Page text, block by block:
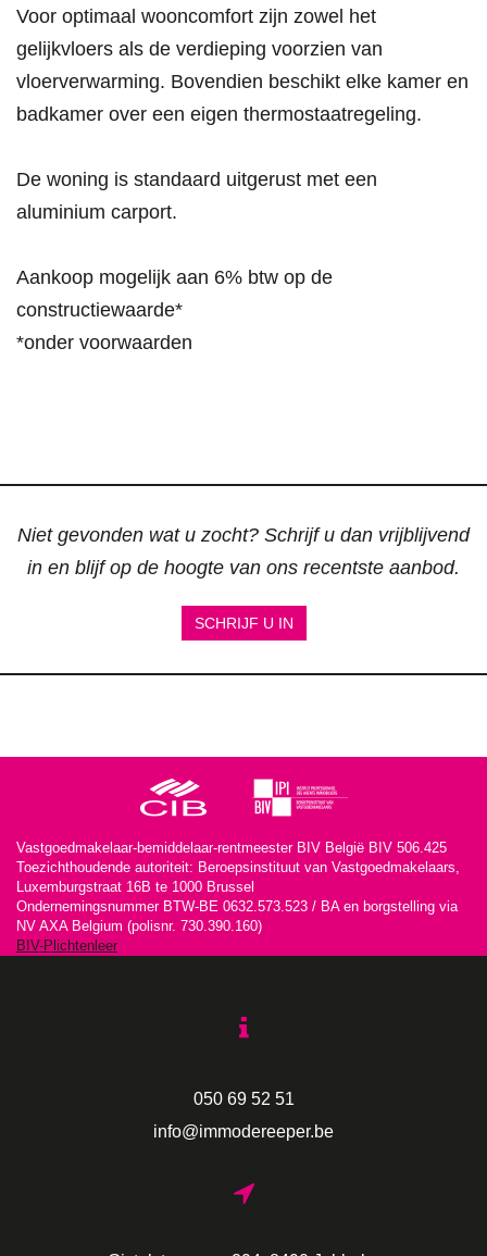
Voor optimaal wooncomfort zijn zowel het
gelijkvloers als de verdieping voorzien van
vloerverwarming. Bovendien beschikt elke kamer en
badkamer over een eigen thermostaatregeling.
De woning is standaard uitgerust met een
aluminium carport.
Aankoop mogelijk aan 6% btw op de
constructiewaarde*
*onder voorwaarden
Niet gevonden wat u zocht? Schrijf u dan vrijblijvend
in en blijf op de hoogte van ons recentste aanbod.
SCHRIJF U IN
Vastgoedmakelaar-bemiddelaar-rentmeester BIV België BIV 506.425
Toezichthoudende autoriteit: Beroepsinstituut van Vastgoedmakelaars,
Luxemburgstraat 16B te 1000 Brussel
Ondernemingsnummer BTW-BE 0632.573.523 / BA en borgstelling via
NV AXA Belgium (polisnr. 730.390.160)
BIV-Plichtenleer
050 69 52 51
info@immodereeper.be